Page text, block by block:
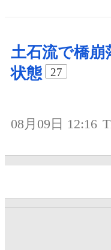
土石流で橋崩
状態
27
08月09日 12:16